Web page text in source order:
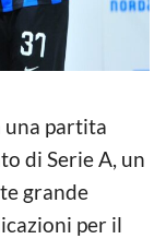
una partita
di Serie A, un
grande
per il